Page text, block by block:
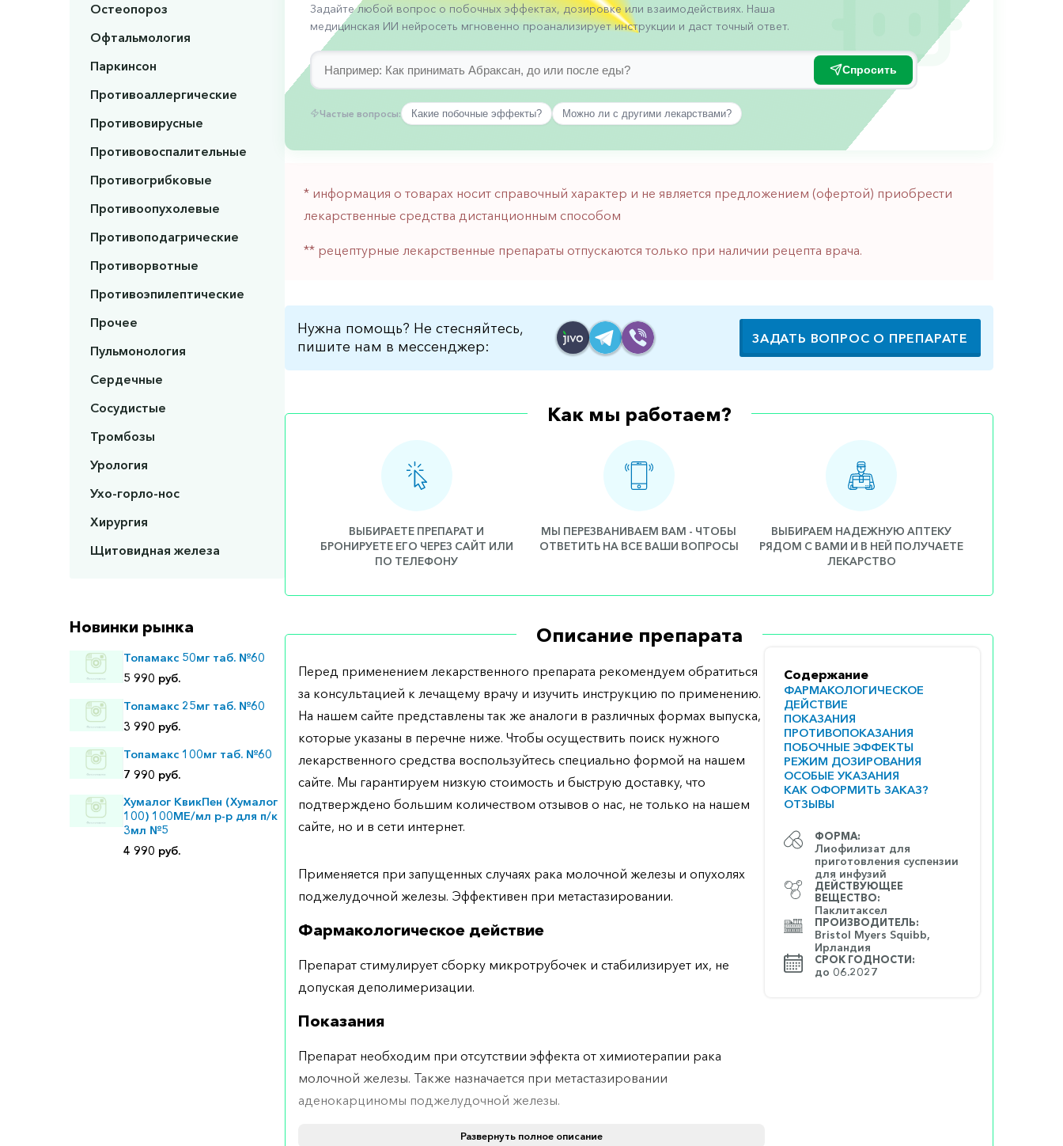
Остеопороз
Офтальмология
Паркинсон
Противоаллергические
Противовирусные
Противовоспалительные
Противогрибковые
Противоопухолевые
Противоподагрические
Противорвотные
Противоэпилептические
Прочее
Пульмонология
Сердечные
Сосудистые
Тромбозы
Урология
Ухо-горло-нос
Хирургия
Щитовидная железа
Новинки рынка
Топамакс 50мг таб. №60
5 990 руб.
Топамакс 25мг таб. №60
3 990 руб.
Топамакс 100мг таб. №60
7 990 руб.
Хумалог КвикПен (Хумалог
100) 100МЕ/мл р-р для п/к
3мл №5
4 990 руб.
Задайте любой вопрос о побочных эффектах, дозировке или взаимодействиях. Наша
медицинская ИИ нейросеть мгновенно проанализирует инструкции и даст точный ответ.
Спросить
Частые вопросы: Какие побочные эффекты? Можно ли с другими лекарствами?
* информация о товарах носит справочный характер и не является предложением (офертой) приобрести
лекарственные средства дистанционным способом
** рецептурные лекарственные препараты отпускаются только при наличии рецепта врача.
Нужна помощь? Не стесняйтесь,
пишите нам в мессенджер:
ЗАДАТЬ ВОПРОС О ПРЕПАРАТЕ
Как мы работаем?
ВЫБИРАЕТЕ ПРЕПАРАТ И
БРОНИРУЕТЕ ЕГО ЧЕРЕЗ САЙТ ИЛИ
ПО ТЕЛЕФОНУ
МЫ ПЕРЕЗВАНИВАЕМ ВАМ - ЧТОБЫ
ОТВЕТИТЬ НА ВСЕ ВАШИ ВОПРОСЫ
ВЫБИРАЕМ НАДЕЖНУЮ АПТЕКУ
РЯДОМ С ВАМИ И В НЕЙ ПОЛУЧАЕТЕ
ЛЕКАРСТВО
Описание препарата
Содержание
ФАРМАКОЛОГИЧЕСКОЕ
ДЕЙСТВИЕ
ПОКАЗАНИЯ
ПРОТИВОПОКАЗАНИЯ
ПОБОЧНЫЕ ЭФФЕКТЫ
РЕЖИМ ДОЗИРОВАНИЯ
ОСОБЫЕ УКАЗАНИЯ
КАК ОФОРМИТЬ ЗАКАЗ?
ОТЗЫВЫ
ФОРМА:
Лиофилизат для
приготовления суспензии
для инфузий
ДЕЙСТВУЮЩЕЕ
ВЕЩЕСТВО:
Паклитаксел
ПРОИЗВОДИТЕЛЬ:
Bristol Myers Squibb,
Ирландия
СРОК ГОДНОСТИ:
до 06.2027
Перед применением лекарственного препарата рекомендуем обратиться
за консультацией к лечащему врачу и изучить инструкцию по применению.
На нашем сайте представлены так же аналоги в различных формах выпуска,
которые указаны в перечне ниже. Чтобы осуществить поиск нужного
лекарственного средства воспользуйтесь специально формой на нашем
сайте. Мы гарантируем низкую стоимость и быструю доставку, что
подтверждено большим количеством отзывов о нас, не только на нашем
сайте, но и в сети интернет.
Применяется при запущенных случаях рака молочной железы и опухолях
поджелудочной железы. Эффективен при метастазировании.
Фармакологическое действие
Препарат стимулирует сборку микротрубочек и стабилизирует их, не
допуская деполимеризации.
Показания
Препарат необходим при отсутствии эффекта от химиотерапии рака
молочной железы. Также назначается при метастазировании
аденокарциномы поджелудочной железы.
Развернуть полное описание